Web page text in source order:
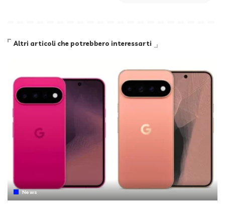
Altri articoli che potrebbero interessarti
News